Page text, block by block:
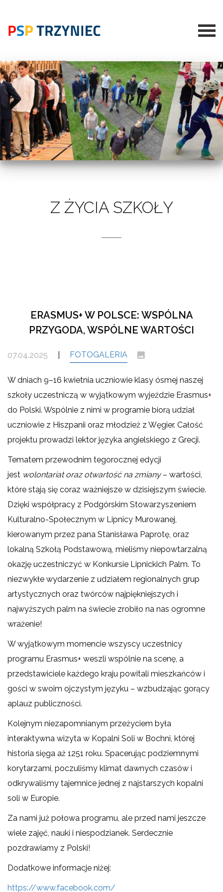
Z ŻYCIA SZKOŁY
ERASMUS+ W POLSCE: WSPÓLNA
PRZYGODA, WSPÓLNE WARTOŚCI
07.04.2025 FOTOGALERIA
W dniach 9–16 kwietnia uczniowie klasy ósmej naszej
szkoły uczestniczą w wyjątkowym wyjeździe Erasmus+
do Polski. Wspólnie z nimi w programie biorą udział
uczniowie z Hiszpanii oraz młodzież z Węgier. Całość
projektu prowadzi lektor języka angielskiego z Grecji.
Tematem przewodnim tegorocznej edycji
jest wolontariat oraz otwartość na zmiany– wartości,
które stają się coraz ważniejsze w dzisiejszym świecie.
Dzięki współpracy z Podgórskim Stowarzyszeniem
Kulturalno-Społecznym w Lipnicy Murowanej,
kierowanym przez pana Stanisława Paprotę, oraz
lokalną Szkołą Podstawową, mieliśmy niepowtarzalną
okazję uczestniczyć w Konkursie Lipnickich Palm. To
niezwykłe wydarzenie z udziałem regionalnych grup
artystycznych oraz twórców najpiękniejszych i
najwyższych palm na świecie zrobiło na nas ogromne
wrażenie!
W wyjątkowym momencie wszyscy uczestnicy
programu Erasmus+ weszli wspólnie na scenę, a
przedstawiciele każdego kraju powitali mieszkańców i
gości w swoim ojczystym języku – wzbudzając gorący
aplauz publiczności.
Kolejnym niezapomnianym przeżyciem była
interaktywna wizyta w Kopalni Soli w Bochni, której
historia sięga aż 1251 roku. Spacerując podziemnymi
korytarzami, poczuliśmy klimat dawnych czasów i
odkrywaliśmy tajemnice jednej z najstarszych kopalni
soli w Europie.
Za nami już połowa programu, ale przed nami jeszcze
wiele zajęć, nauki i niespodzianek. Serdecznie
pozdrawiamy z Polski!
Dodatkowe informacje niżej:
https://www.facebook.com/